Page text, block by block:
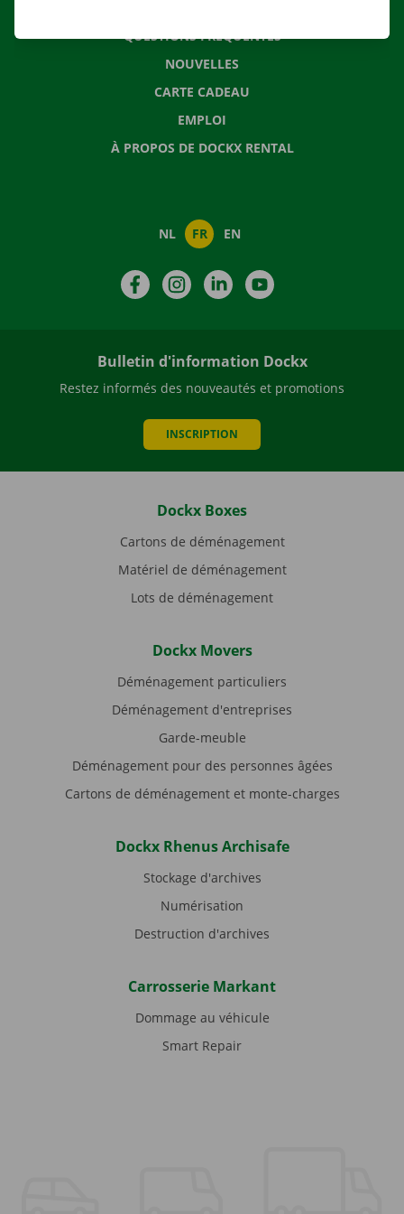
QUESTIONS FRÉQUENTES
NOUVELLES
CARTE CADEAU
EMPLOI
À PROPOS DE DOCKX RENTAL
NL FR EN
FacebookInstagramLinkedIn
Bulletin d'information Dockx
Restez informés des nouveautés et promotions
INSCRIPTION
Dockx Boxes
Cartons de déménagement
Matériel de déménagement
Lots de déménagement
Dockx Movers
Déménagement particuliers
Déménagement d'entreprises
Garde-meuble
Déménagement pour des personnes âgées
Cartons de déménagement et monte-charges
Dockx Rhenus Archisafe
Stockage d'archives
Numérisation
Destruction d'archives
Carrosserie Markant
Dommage au véhicule
Smart Repair